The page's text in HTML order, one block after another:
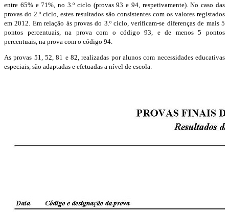
entre 65% e 71%, no 3.º ciclo (provas 93 e 94, respetivamente). No caso das
provas do 2.º ciclo, estes resultados são consistentes com os valores registados
em 2012. Em relação às provas do 3.º ciclo, verificam-se diferenças de mais 5
pontos percentuais, na prova com o código 93, e de menos 5 pontos
percentuais, na prova com o código 94.
As provas 51, 52, 81 e 82, realizadas por alunos com necessidades educativas
especiais, são adaptadas e efetuadas a nível de escola.